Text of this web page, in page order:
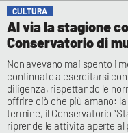
CULTURA
Al via la stagione
Conservatorio di
Non avevano mai spento i
continuato a esercitarsi
diligenza, rispettando le
offrire ciò che più amano: la
termine, il Conservatorio
riprende le attivita aperte al